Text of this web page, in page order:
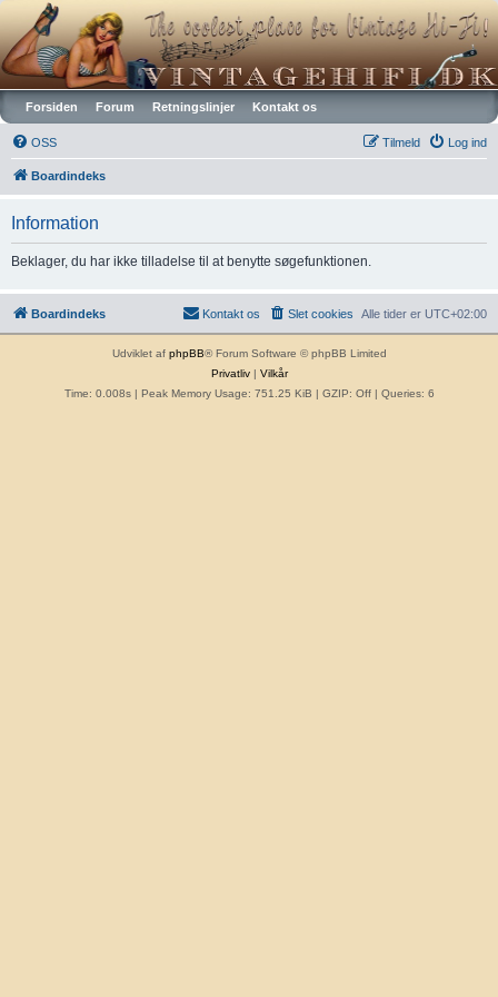
Vintagehifi.dk
Forsiden Forum Retningslinjer Kontakt os
OSS Log ind
Tilmeld
Boardindeks
Information
Beklager, du har ikke tilladelse til at benytte søgefunktionen.
Boardindeks Alle tider er UTC+02:00
Slet cookies
Kontakt os
Udviklet af phpBB® Forum Software © phpBB Limited
Privatliv| Vilkår
Time: 0.008s| Peak Memory Usage: 751.25 KiB | GZIP: Off | Queries: 6